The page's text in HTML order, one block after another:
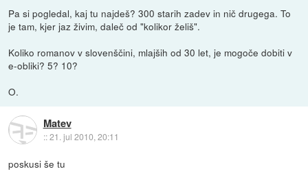
Pa si pogledal, kaj tu najdeš? 300 starih zadev in nič drugega. To
je tam, kjer jaz živim, daleč od "kolikor želiš".
Koliko romanov v slovenščini, mlajših od 30 let, je mogoče dobiti v
e-obliki? 5? 10?
O.
Matev
::21. jul 2010, 20:11
poskusi še tu